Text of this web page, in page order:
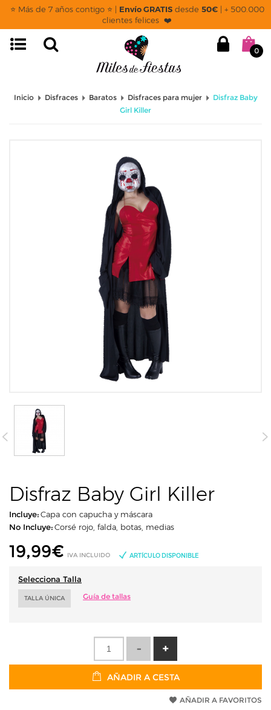
⭐ Más de 7 años contigo ⭐ | Envío GRATISdesde 50€| + 500.000
clientes felices ❤️
0
Inicio Disfraces Baratos Disfraces para mujer
Disfraz Baby
Girl Killer
Disfraz Baby Girl Killer
Incluye:Capa con capucha y máscara
No Incluye:Corsé rojo, falda, botas, medias
19,99€ IVA INCLUIDO ARTÍCULO DISPONIBLE
Selecciona Talla
TALLA ÚNICA Guía de tallas
AÑADIR A CESTA
AÑADIR A FAVORITOS